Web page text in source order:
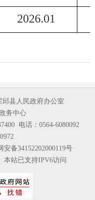
2026.01
邱县人民政府办公室
务中心
电话：0564-6080092
安备34152202000119号
本站已支持IPV6访问